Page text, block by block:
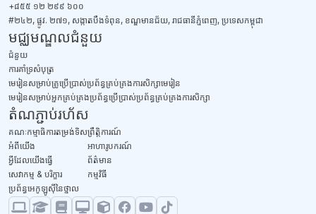
តំណភ្ជាប់រហ័ស
គណៈកម្មាធិការតម្រង់ទិស
អំពីយើង
អ្វីដែលយើងធ្វើ
សេវាកម្ម & បរិក្ខារ
ប្រព័ន្ធអេកូឡូស៊ីនៃថ្នាល
ព្រឹត្តិការណ៍
អាហារូបករណ៍
ព័ត៌មាន
កម្មវិធី
មជ្ឈមណ្ឌលជំនួយ
ជំនួយ
​ការគាំទ្រសំបុត្រ
មេរៀនសម្រាប់គ្រូប្រើប្រាស់ប្រព័ន្ធគ្រប់គ្រងការសិក្សាមេរៀន
មេរៀនសម្រាប់អ្នកគ្រប់គ្រងប្រព័ន្ធប្រើប្រាស់ប្រព័ន្ធគ្រប់គ្រងការសិក្សា
+៨៥៥ ១២ ២៩៩ ៦០០
#២៤២, ផ្លូវ. ២៧១, សង្កាតបឹងទំពុន, ខណ្ឌមានជ័យ, រាជធានីភ្នំពេញ, ប្រទេសកម្ពុជា